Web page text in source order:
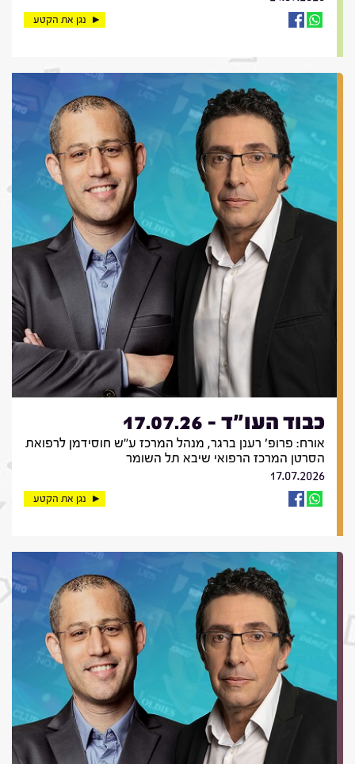
נגן את הקטע
כבוד העו"ד - 17.07.26
אורח: פרופ' רענן ברגר, מנהל המרכז ע"ש חוסידמן לרפואת
הסרטן המרכז הרפואי שיבא תל השומר
17.07.2026
נגן את הקטע